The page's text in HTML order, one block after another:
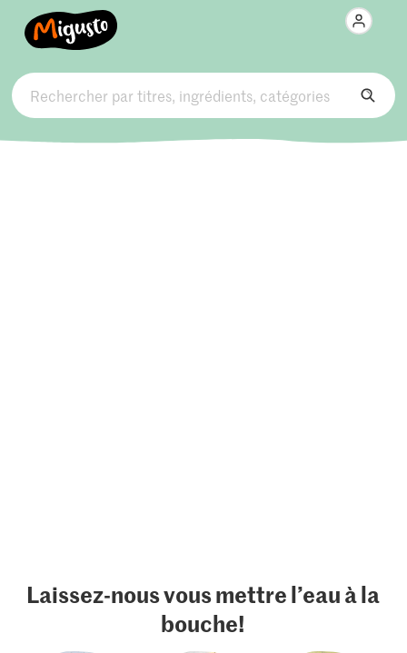
Laissez-nous vous mettre l’eau à la
bouche!